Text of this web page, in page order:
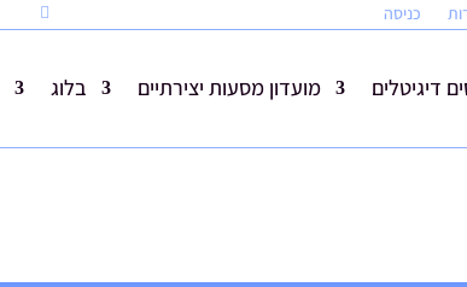
 כניסה
דיגיטלים מועדון מסעות יצירתיים בלוג